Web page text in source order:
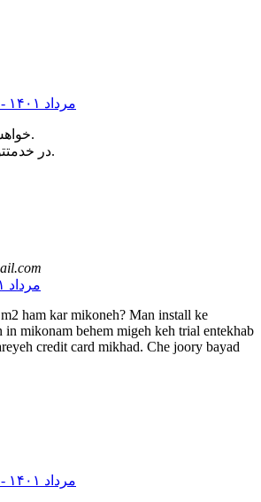
۲۶ مرداد ۱۴۰۱ - ۱۵:۳۴
خواهش می‌کنم.
در خدمتتون هستیم.
۱۹ مرداد ۱۴۰۱ - ۱۸:۳۳
ham kar mikoneh? Man install ke
in mikonam behem migeh keh trial entekhab
credit card mikhad. Che joory bayad
۲۲ مرداد ۱۴۰۱ - ۱۱:۳۳